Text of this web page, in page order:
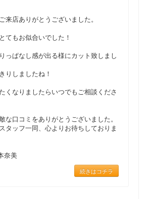
来店ありがとうございました。
てもお似合いでした！
っぱなし感が出る様にカット致しまし
りしましたね！
くなりましたらいつでもご相談くださ
な口コミをありがとうございました。
タッフ一同、心よりお待ちしておりま
奈美
続きはコチラ